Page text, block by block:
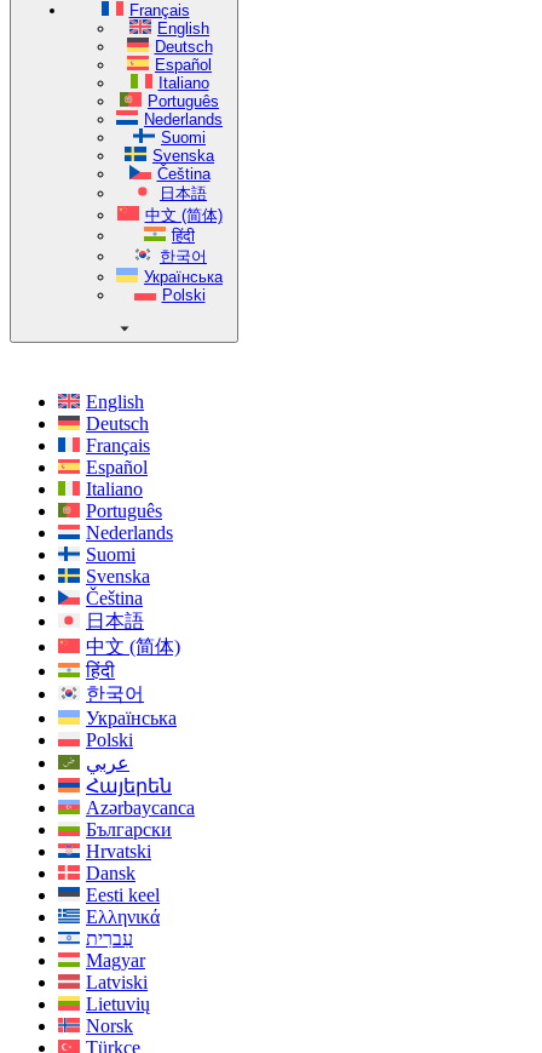
Français
English
Deutsch
Español
Italiano
Português
Nederlands
Suomi
Svenska
Čeština
日本語
中文 (简体)
हिंदी
한국어
Українська
Polski
English
Deutsch
Français
Español
Italiano
Português
Nederlands
Suomi
Svenska
Čeština
日本語
中文 (简体)
हिंदी
한국어
Українська
Polski
عربي
Հայերեն
Azərbaycanca
Български
Hrvatski
Dansk
Eesti keel
Ελληνικά
עִברִית
Magyar
Latviski
Lietuvių
Norsk
Türkçe